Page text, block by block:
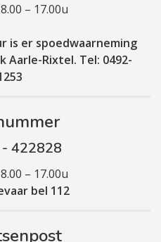
– 17.00u
is er spoedwaarneming
Rixtel. Tel: 0492-
422828
– 17.00u
bel 112